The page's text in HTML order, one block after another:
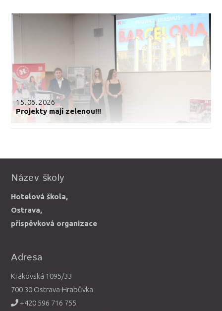
15.06.2026
Projekty mají zelenou!!!
Název školy
Hotelová škola,
Ostrava,
příspěvková organizace
Adresa
Krakovská 1095/33
700 30 Ostrava-Hrabůvka
+420 596 716 755